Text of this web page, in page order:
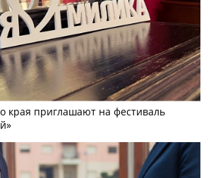
края приглашают на фестиваль